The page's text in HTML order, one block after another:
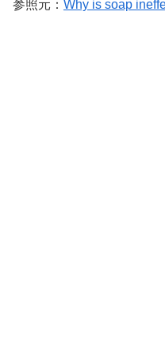
参照元： Why is soap